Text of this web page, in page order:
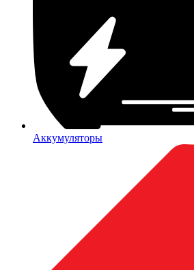
Аккумуляторы